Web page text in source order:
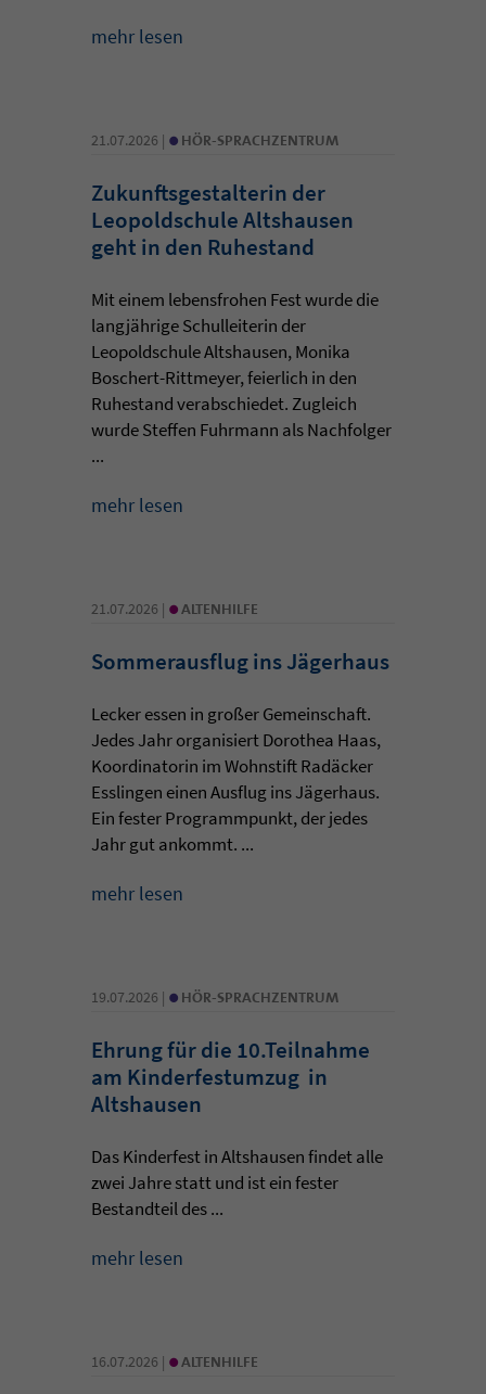
mehr lesen
21.07.2026 | • HÖR-SPRACHZENTRUM
Zukunftsgestalterin der
Leopoldschule Altshausen
geht in den Ruhestand
Mit einem lebensfrohen Fest wurde die
langjährige Schulleiterin der
Leopoldschule Altshausen, Monika
Boschert-Rittmeyer, feierlich in den
Ruhestand verabschiedet. Zugleich
wurde Steffen Fuhrmann als Nachfolger
...
mehr lesen
21.07.2026 | • ALTENHILFE
Sommerausflug ins Jägerhaus
Lecker essen in großer Gemeinschaft.
Jedes Jahr organisiert Dorothea Haas,
Koordinatorin im Wohnstift Radäcker
Esslingen einen Ausflug ins Jägerhaus.
Ein fester Programmpunkt, der jedes
Jahr gut ankommt. ...
mehr lesen
19.07.2026 | • HÖR-SPRACHZENTRUM
Ehrung für die 10.Teilnahme
am Kinderfestumzug in
Altshausen
Das Kinderfest in Altshausen findet alle
zwei Jahre statt und ist ein fester
Bestandteil des ...
mehr lesen
16.07.2026 | • ALTENHILFE